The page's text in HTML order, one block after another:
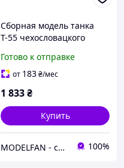
Сборная модель танка
Т-55 чехословацкого
MINIART 37074
Готово к отправке
от 183₴/мес
1 833₴
Купить
MODELFAN - сборные пластиковые модели и товары для моделирования 100%